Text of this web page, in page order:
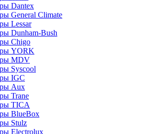
Dantex
General Climate
Lessar
Dunham-Bush
Chigo
YORK
MDV
Syscool
IGC
Aux
Trane
TICA
BlueBox
Stulz
Electrolux